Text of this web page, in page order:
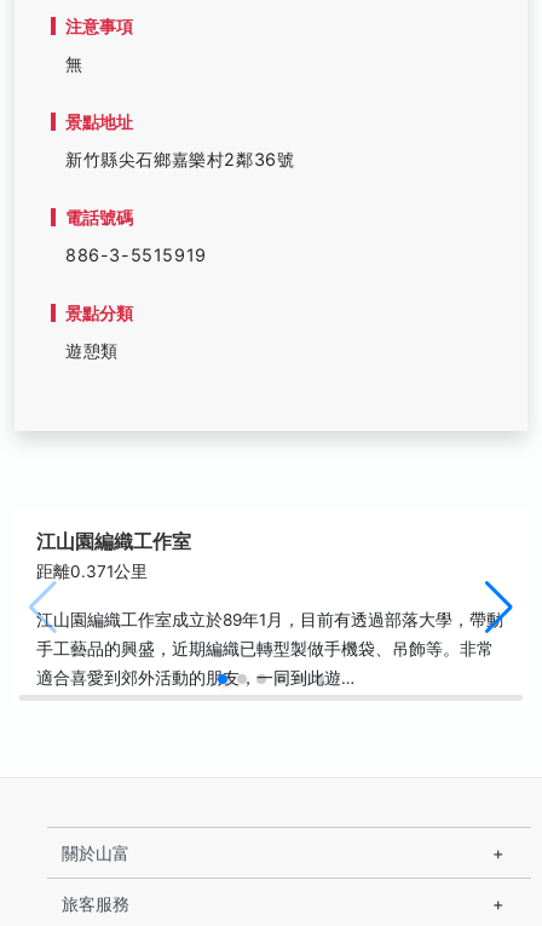
注意事項
無
景點地址
新竹縣尖石鄉嘉樂村2鄰36號
電話號碼
886-3-5515919
景點分類
遊憩類
江山園編織工作室
距離0.371公里
江山園編織工作室成立於89年1月，目前有透過部落大學，帶動
手工藝品的興盛，近期編織已轉型製做手機袋、吊飾等。非常
適合喜愛到郊外活動的朋友，一同到此遊…
關於山富
旅客服務